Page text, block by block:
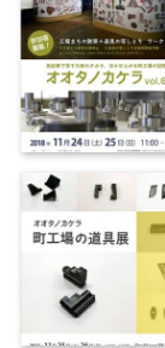
コラム